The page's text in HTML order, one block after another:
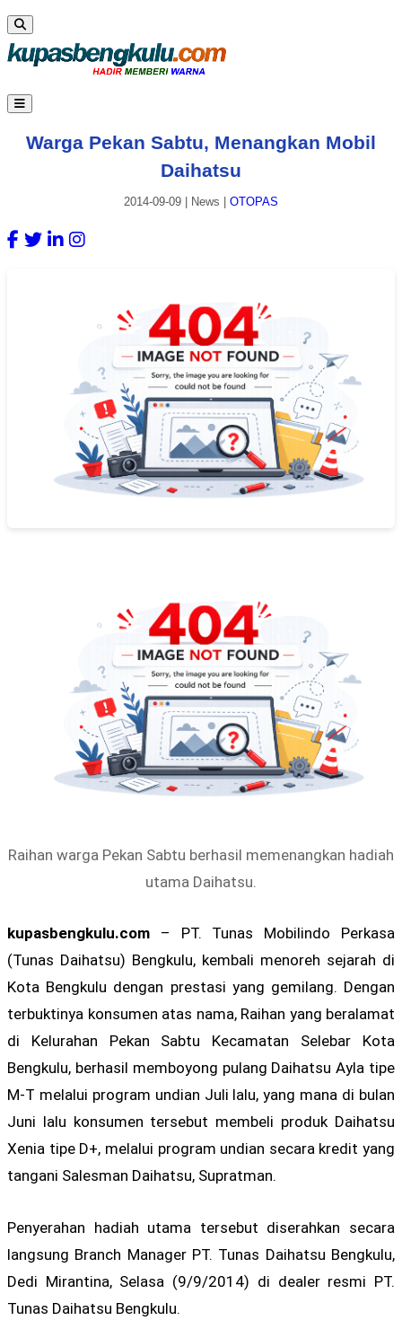
Warga Pekan Sabtu, Menangkan Mobil
Daihatsu
2014-09-09 News OTOPAS
Raihan warga Pekan Sabtu berhasil memenangkan hadiah
utama Daihatsu.
kupasbengkulu.com – PT. Tunas Mobilindo Perkasa
(Tunas Daihatsu) Bengkulu, kembali menoreh sejarah di
Kota Bengkulu dengan prestasi yang gemilang. Dengan
terbuktinya konsumen atas nama, Raihan yang beralamat
di Kelurahan Pekan Sabtu Kecamatan Selebar Kota
Bengkulu, berhasil memboyong pulang Daihatsu Ayla tipe
M-T melalui program undian Juli lalu, yang mana di bulan
Juni lalu konsumen tersebut membeli produk Daihatsu
Xenia tipe D+, melalui program undian secara kredit yang
tangani Salesman Daihatsu, Supratman.
Penyerahan hadiah utama tersebut diserahkan secara
langsung Branch Manager PT. Tunas Daihatsu Bengkulu,
Dedi Mirantina, Selasa (9/9/2014) di dealer resmi PT.
Tunas Daihatsu Bengkulu.